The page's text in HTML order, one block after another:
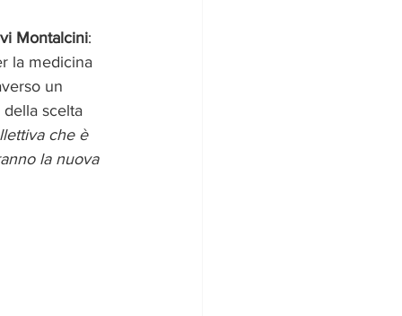
Montalcini:
la medicina
un
scelta
che è
la nuova